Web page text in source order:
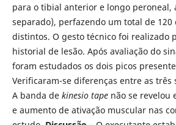
para o tibial anterior e longo peroneal,
separado), perfazendo um total de 120
distintos. O gesto técnico foi realizado
historial de lesão. Após avaliação do
foram estudados os dois picos
Verificaram-se diferenças entre as três
A banda de kinesio tape não se revelou
e aumento de ativação muscular nas